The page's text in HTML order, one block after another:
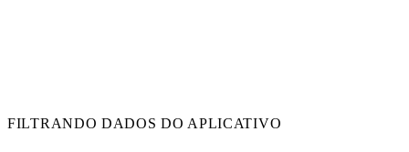
FILTRANDO DADOS DO APLICATIVO